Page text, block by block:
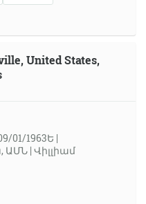
United States,
01/1963Ե |
ԱՄՆ | Վիլլիամ